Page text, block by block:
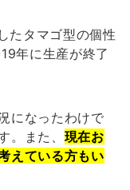
たタマゴ型の個性
年に生産が終了
になったわけで
。また、 現在お
えている方もい